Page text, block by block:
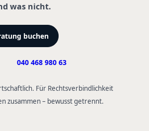
was nicht.
buchen
040 468 980 63
Für Rechtsverbindlichkeit
zusammen – bewusst getrennt.